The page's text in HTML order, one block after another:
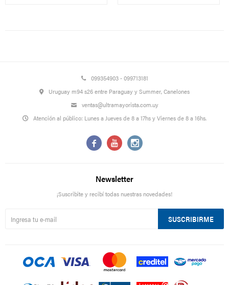
099354903 - 099713181
Uruguay m94 s26 entre Paraguay y Summer, Canelones
ventas@ultramayorista.com.uy
Atención al público: Lunes a Jueves de 8 a 17hs y Viernes de 8 a 16hs.
  
Newsletter
¡Suscribite y recibí todas nuestras novedades!
SUSCRIBIRME